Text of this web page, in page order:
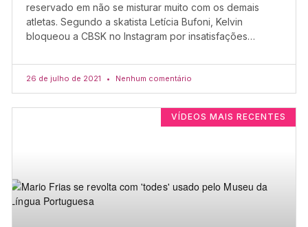
reservado em não se misturar muito com os demais
atletas. Segundo a skatista Letícia Bufoni, Kelvin
bloqueou a CBSK no Instagram por insatisfações…
26 de julho de 2021 Nenhum comentário
VÍDEOS MAIS RECENTES